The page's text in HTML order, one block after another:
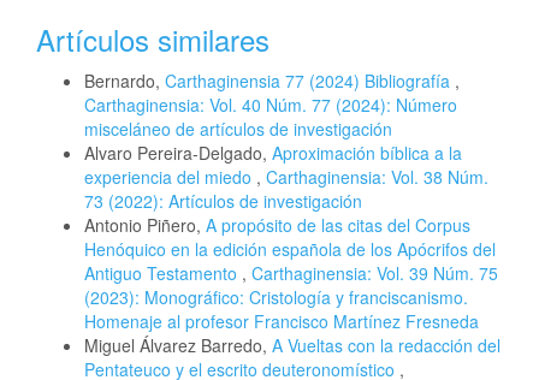
Artículos similares
Bernardo, Carthaginensia 77 (2024) Bibliografía ,
Carthaginensia: Vol. 40 Núm. 77 (2024): Número
misceláneo de artículos de investigación
Alvaro Pereira-Delgado, Aproximación bíblica a la
experiencia del miedo , Carthaginensia: Vol. 38 Núm.
73 (2022): Artículos de investigación
Antonio Piñero, A propósito de las citas del Corpus
Henóquico en la edición española de los Apócrifos del
Antiguo Testamento , Carthaginensia: Vol. 39 Núm. 75
(2023): Monográfico: Cristología y franciscanismo.
Homenaje al profesor Francisco Martínez Fresneda
Miguel Álvarez Barredo, A Vueltas con la redacción del
Pentateuco y el escrito deuteronomístico ,